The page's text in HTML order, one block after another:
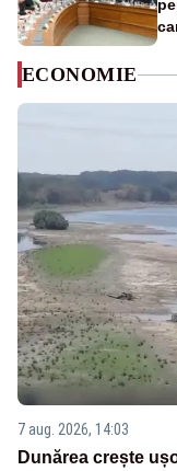
ECONOMIE
7 aug. 2026, 14:03
Dunărea crește